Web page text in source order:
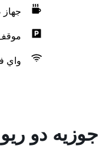
جهاز
واي
دو ريو